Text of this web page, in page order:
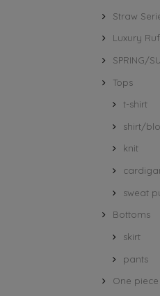
Straw
Luxury
SPRING/
Tops
t-shirt
shirt/
knit
sweat
Bottoms
skirt
pants
One piece